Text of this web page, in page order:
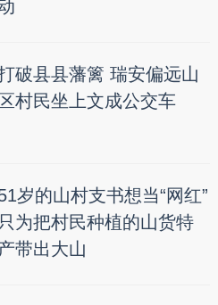
破县县藩篱 瑞安偏远山
村民坐上文成公交车
岁的山村支书想当“网红”
只为把村民种植的山货特
带出大山